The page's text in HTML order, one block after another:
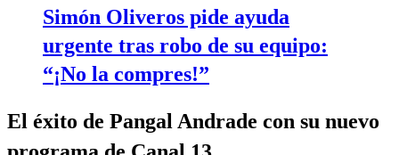
Simón Oliveros pide ayuda
urgente tras robo de su equipo:
“¡No la compres!”
El éxito de Pangal Andrade con su nuevo